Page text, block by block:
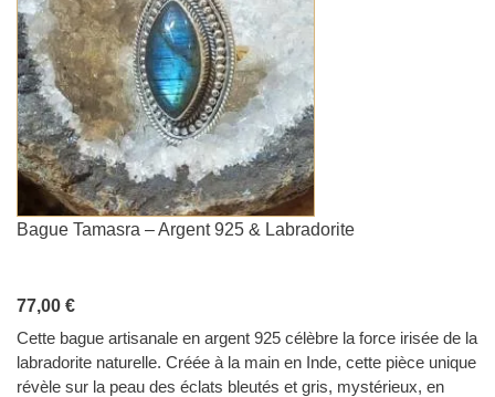
Bague Tamasra – Argent 925 & Labradorite
77,00 €
Cette bague artisanale en argent 925 célèbre la force irisée de la
labradorite naturelle. Créée à la main en Inde, cette pièce unique
révèle sur la peau des éclats bleutés et gris, mystérieux, en